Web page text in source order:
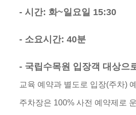
- 시간: 화~일요일 15:30
- 소요시간: 40분
- 국립수목원 입장객 대상으
교육 예약과 별도로 입장(주차)
주차장은 100% 사전 예약제로